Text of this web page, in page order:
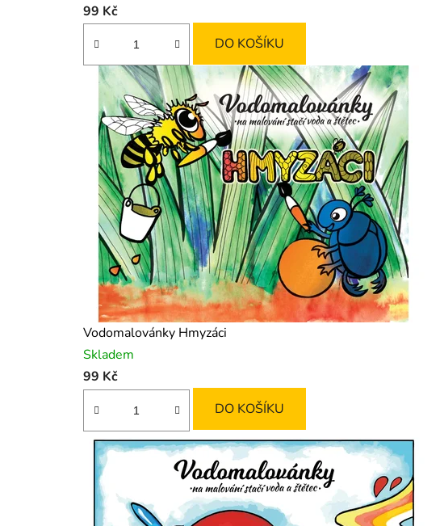
99 Kč
DO KOŠÍKU
Vodomalovánky Hmyzáci
Skladem
99 Kč
DO KOŠÍKU